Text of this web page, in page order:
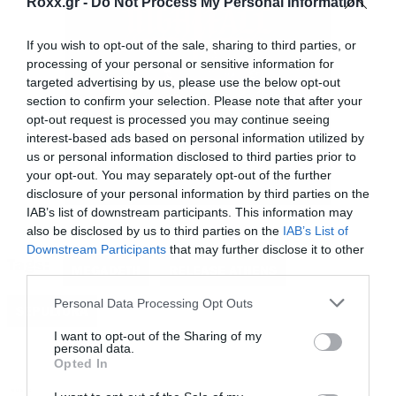
If you wish to opt-out of the sale, sharing to third parties, or
processing of your personal or sensitive information for
targeted advertising by us, please use the below opt-out
section to confirm your selection. Please note that after your
opt-out request is processed you may continue seeing
interest-based ads based on personal information utilized by
us or personal information disclosed to third parties prior to
your opt-out. You may separately opt-out of the further
disclosure of your personal information by third parties on the
IAB’s list of downstream participants. This information may
also be disclosed by us to third parties on the IAB’s List of
Downstream Participants that may further disclose it to other
Please note that this website/app uses one or more Google
not limited to your visit or usage behaviour. You may click to
grant or deny consent to Google and its third-party tags to
use your data for below specified purposes in below Google
consent section.
Personal Data Processing Opt Outs
I want to opt-out of the Sharing of my
personal data.
Opted In
Official Website
Facebook
Instagram
YouTube
TikTok
SEPULTURA